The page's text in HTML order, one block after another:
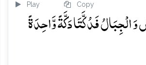
Play Copy
الۡجِبَالُ فَدُکَّتَا دَکَّۃً وَّاحِدَۃً